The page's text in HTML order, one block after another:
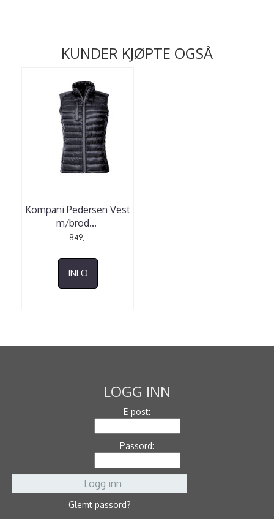
KUNDER KJØPTE OGSÅ
Kompani Pedersen Vest
m/brod...
849,-
INFO
LOGG INN
E-post:
Passord:
Glemt passord?